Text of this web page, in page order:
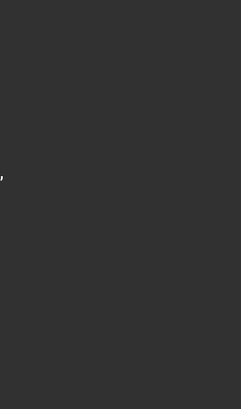
,